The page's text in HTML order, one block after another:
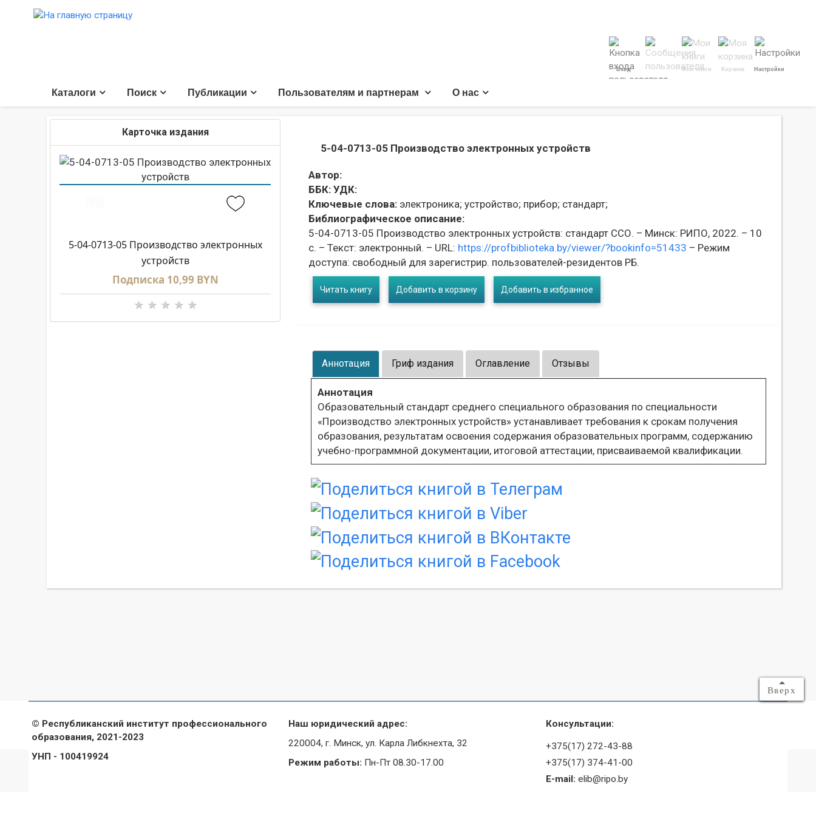
Вход Мои книги Корзина Настройки
Каталоги Поиск Публикации Пользователям и партнерам О нас
Карточка издания
5-04-0713-05 Производство электронных
устройств
Подписка 10,99 BYN
5-04-0713-05 Производство электронных устройств
Автор:
ББК: УДК:
Ключевые слова: электроника; устройство; прибор; стандарт;
Библиографическое описание:
5-04-0713-05 Производство электронных устройств: стандарт ССО. – Минск: РИПО, 2022. – 10
с. – Текст: электронный. – URL: https://profbiblioteka.by/viewer/?bookinfo=51433 – Режим
доступа: свободный для зарегистрир. пользователей-резидентов РБ.
Читать книгу Добавить в корзину Добавить в избранное
Аннотация Гриф издания Оглавление Отзывы
Аннотация
Образовательный стандарт среднего специального образования по специальности
«Производство электронных устройств» устанавливает требования к срокам получения
образования, результатам освоения содержания образовательных программ, содержанию
учебно-программной документации, итоговой аттестации, присваиваемой квалификации.
Вверх
© Республиканский институт профессионального
образования, 2021-2023
УНП - 100419924
Наш юридический адрес:
220004, г. Минск, ул. Карла Либкнехта, 32
Режим работы: Пн-Пт 08.30-17.00
Консультации:
+375(17) 272-43-88
+375(17) 374-41-00
E-mail: elib@ripo.by